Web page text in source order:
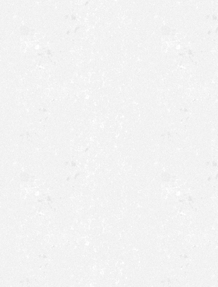
Namen eines
02.01.2026
ab 14 Uhr keine
03.01.2026
04.01.2026
12:30-13:30 Uhr:
13:30-15:30 Uhr: